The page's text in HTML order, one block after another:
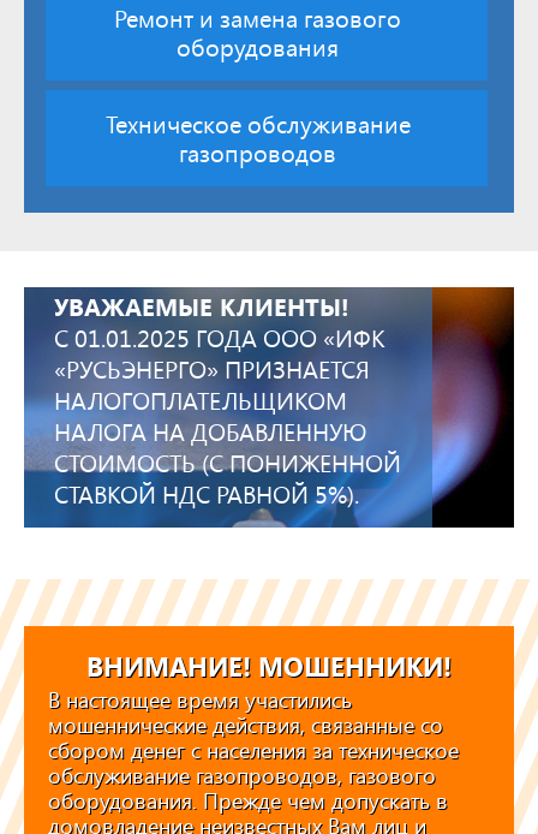
Ремонт и замена газового
оборудования
Техническое обслуживание
газопроводов
УВАЖАЕМЫЕ КЛИЕНТЫ!
С 01.01.2025 ГОДА ООО «ИФК
«РУСЬЭНЕРГО» ПРИЗНАЕТСЯ
НАЛОГОПЛАТЕЛЬЩИКОМ
НАЛОГА НА ДОБАВЛЕННУЮ
СТОИМОСТЬ (С ПОНИЖЕННОЙ
СТАВКОЙ НДС РАВНОЙ 5%).
ВНИМАНИЕ! МОШЕННИКИ!
В настоящее время участились
мошеннические действия, связанные со
сбором денег с населения за техническое
обслуживание газопроводов, газового
оборудования. Прежде чем допускать в
домовладение неизвестных Вам лиц и